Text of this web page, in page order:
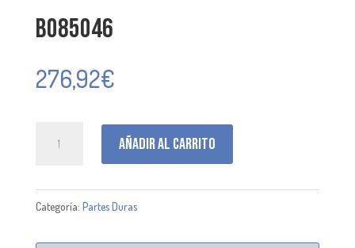
B085046
276,92€
Añadir al carrito
Categoría: Partes Duras